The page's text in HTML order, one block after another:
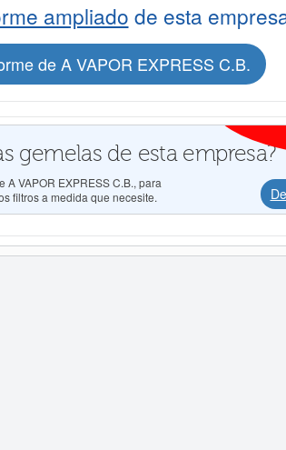
ampliado de esta
de A VAPOR EXPRESS C.B.
gemelas de esta empresa?
VAPOR EXPRESS C.B., para
filtros a medida que necesite.